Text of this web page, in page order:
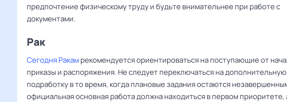
предпочтение физическому труду и будьте внимательнее при работе с
документами.
Рак ‌‌
Сегодня Ракамрекомендуется ориентироваться на поступающие от
приказы и распоряжения. Не следует переключаться на дополнительную
подработку в то время, когда плановые задания остаются
официальная основная работа должна находиться в первом приоритете,